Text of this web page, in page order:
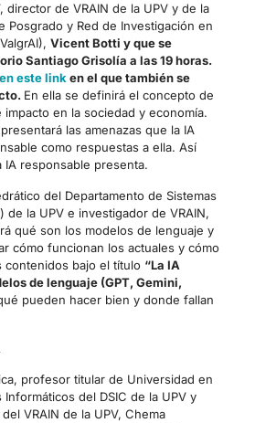
director de VRAIN de la UPV y de la
Posgrado y Red de Investigación en
Vicent Botti y que se
Santiago Grisolía a las 19 horas.
este link en el que también se
En ella se definirá el concepto de
impacto en la sociedad y economía.
las amenazas que la IA
como respuestas a ella. Así
responsable presenta.
del Departamento de Sistemas
de la UPV e investigador de VRAIN,
qué son los modelos de lenguaje y
cómo funcionan los actuales y cómo
bajo el título “La IA
de lenguaje (GPT, Gemini,
pueden hacer bien y donde fallan
profesor titular de Universidad en
Informáticos del DSIC de la UPV y
VRAIN de la UPV, Chema